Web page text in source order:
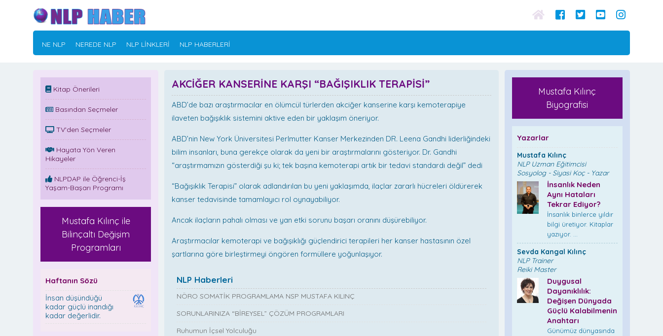
NE NLP NEREDE NLP NLP LİNKLERİ NLP HABERLERİ
Kitap Önerileri
Basından Seçmeler
TV'den Seçmeler
Hayata Yön Veren
Hikayeler
NLPDAP ile Öğrenci-İş
Yaşam-Başarı Programı
Mustafa Kılınç ile
Bilinçaltı Değişim
Programları
Haftanın Sözü
İnsan düşündüğü
kadar güçlü inandığı
kadar değerlidir.
AKCİĞER KANSERİNE KARŞI “BAĞIŞIKLIK TERAPİSİ”
ABD’de bazı araştırmacılar en ölümcül türlerden akciğer kanserine karşı kemoterapiye
ilaveten bağışıklık sistemini aktive eden bir yaklaşım öneriyor.
ABD’nin New York Üniversitesi Perlmutter Kanser Merkezinden DR. Leena Gandhi liderliğindeki
bilim insanları, buna gerekçe olarak da yeni bir araştırmalarını gösteriyor. Dr. Gandhi
“araştırmamızın gösterdiği şu ki; tek başına kemoterapi artık bir tedavi standardı değil” dedi
“Bağışıklık Terapisi” olarak adlandırılan bu yeni yaklaşımda, ilaçlar zararlı hücreleri öldürerek
kanser tedavisinde tamamlayıcı rol oynayabiliyor.
Ancak ilaçların pahalı olması ve yan etki sorunu başarı oranını düşürebiliyor.
Araştırmacılar kemoterapi ve bağışıklığı güçlendirici terapileri her kanser hastasının özel
şartlarına göre birleştirmeyi öngören formüllere yoğunlaşıyor.
NLP Haberleri
NÖRO SOMATİK PROGRAMLAMA NSP MUSTAFA KILINÇ
SORUNLARINIZA “BİREYSEL” ÇÖZÜM PROGRAMLARI
Ruhumun İçsel Yolculuğu
Mustafa Kılınç
Biyografisi
Yazarlar
Mustafa Kılınç
NLP Uzman Eğitimcisi
Sosyolog - Siyasi Koç - Yazar
İnsanlık Neden
Aynı Hataları
Tekrar Ediyor?
İnsanlık binlerce yıldır
bilgi üretiyor. Kitaplar
yazıyor. ...
Sevda Kangal Kılınç
NLP Trainer
Reiki Master
Duygusal
Dayanıklılık:
Değişen Dünyada
Güçlü Kalabilmenin
Anahtarı
Günümüz dünyasında